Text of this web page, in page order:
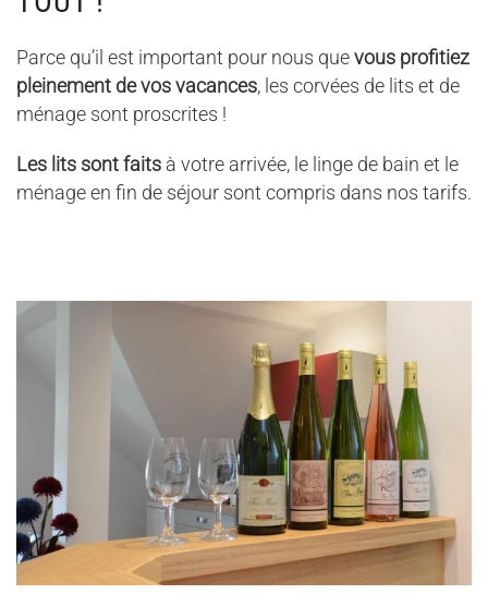
Parce qu’il est important pour nous que vous profitiez
pleinement de vos vacances, les corvées de lits et de
ménage sont proscrites !
Les lits sont faits à votre arrivée, le linge de bain et le
ménage en fin de séjour sont compris dans nos tarifs.